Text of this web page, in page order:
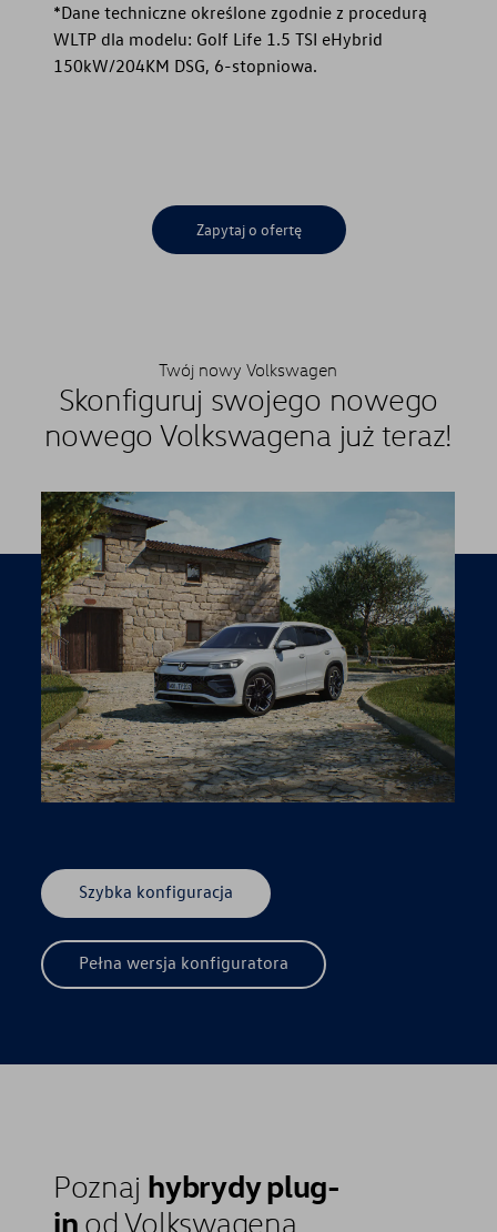
*Dane techniczne określone zgodnie z procedurą
WLTP dla modelu: Golf Life 1.5 TSI eHybrid
150kW/204KM DSG, 6-stopniowa.
Zapytaj o ofertę
Twój nowy Volkswagen
Skonfiguruj swojego nowego
nowego Volkswagena już teraz!
Szybka konfiguracja
Pełna wersja konfiguratora
Poznaj hybrydy plug-
in od Volkswagena